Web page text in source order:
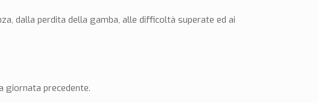
dalla perdita della gamba, alle difficoltà superate ed ai
giornata precedente.